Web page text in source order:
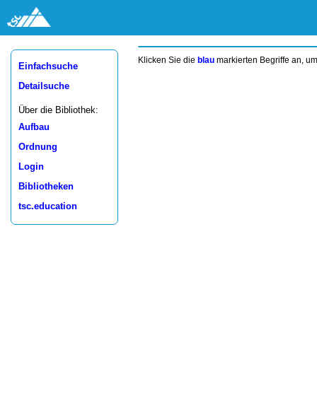
Einfachsuche
Detailsuche
Über die Bibliothek:
Aufbau
Ordnung
Login
Bibliotheken
tsc.education
Klicken Sie die blau markierten Begriffe an,